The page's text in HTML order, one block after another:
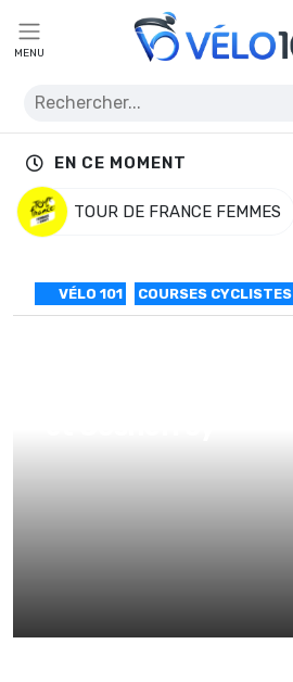
MENU
EN CE MOMENT
TOUR DE FRANCE FEMMES
VÉLO 101 COURSES CYCLISTES